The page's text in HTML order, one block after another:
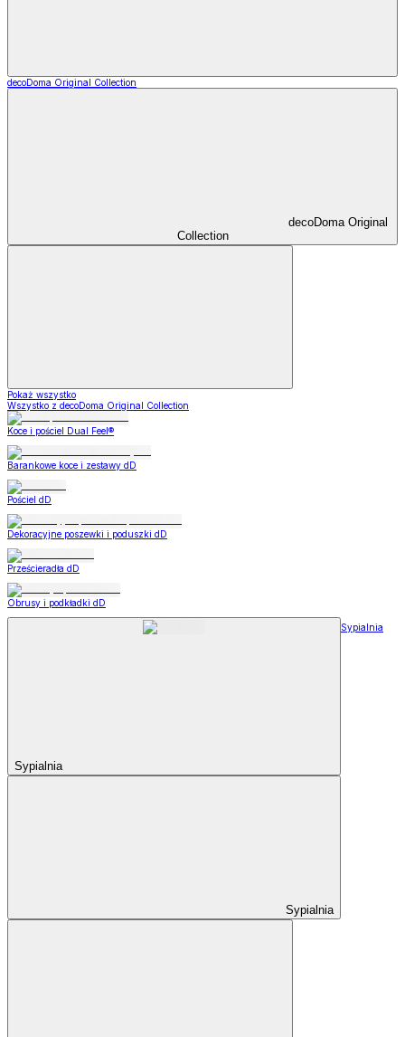
decoDoma Original Collection
decoDoma Original
Collection
Pokaż wszystko
Wszystko z decoDoma Original Collection
Koce i pościel Dual Feel®
Barankowe koce i zestawy dD
Pościel dD
Dekoracyjne poszewki i poduszki dD
Prześcieradła dD
Obrusy i podkładki dD
Sypialnia
Sypialnia
Sypialnia